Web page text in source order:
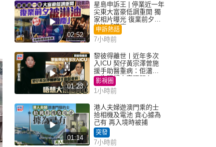
02:52
星島申訴王 | 停業近一年
尖東大富豪低調重開 獨
家相片曝光 復業前夕被
淋油「贈慶」
申訴熱話
7小時前
01:23
黎彼得離世丨近年多次
入ICU 契仔黃宗澤曾施
援手助醫重病：佢瀟灑
一生唔想大家唔開心
影視圈
1小時前
01:14
港人夫婦遊澳門乘的士
拾相機及電池 貪心據為
己有 再入境時被捕
突發
7小時前